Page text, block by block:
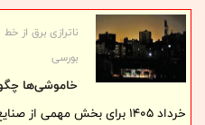
کند.
ناترازی برق از
بورسی
خاموشی‌ها
خرداد ۱۴۰۵ برای بخش مهمی